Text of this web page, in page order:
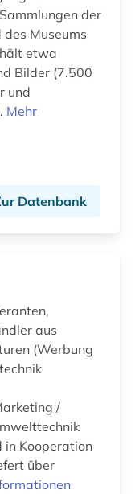
der
Museums
etwa
Bilder (7.500
und
Mehr
Datenbank
aus
(Werbung
/
über